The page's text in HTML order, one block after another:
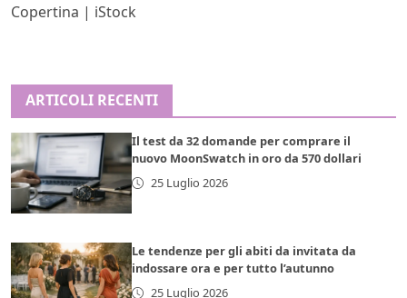
Copertina | iStock
ARTICOLI RECENTI
Il test da 32 domande per comprare il
nuovo MoonSwatch in oro da 570 dollari
25 Luglio 2026
Le tendenze per gli abiti da invitata da
indossare ora e per tutto l’autunno
25 Luglio 2026